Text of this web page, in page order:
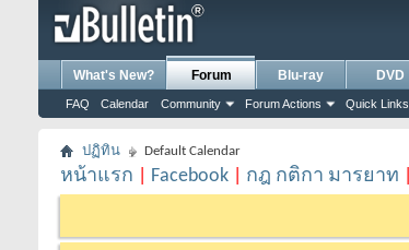
What's New? Forum
FAQ Calendar Community Forum Actions Quick Links
Blu-ray DVD
ปฏิทิน Default Calendar
หน้าแรก Facebook กฎ กติกา มารยาท